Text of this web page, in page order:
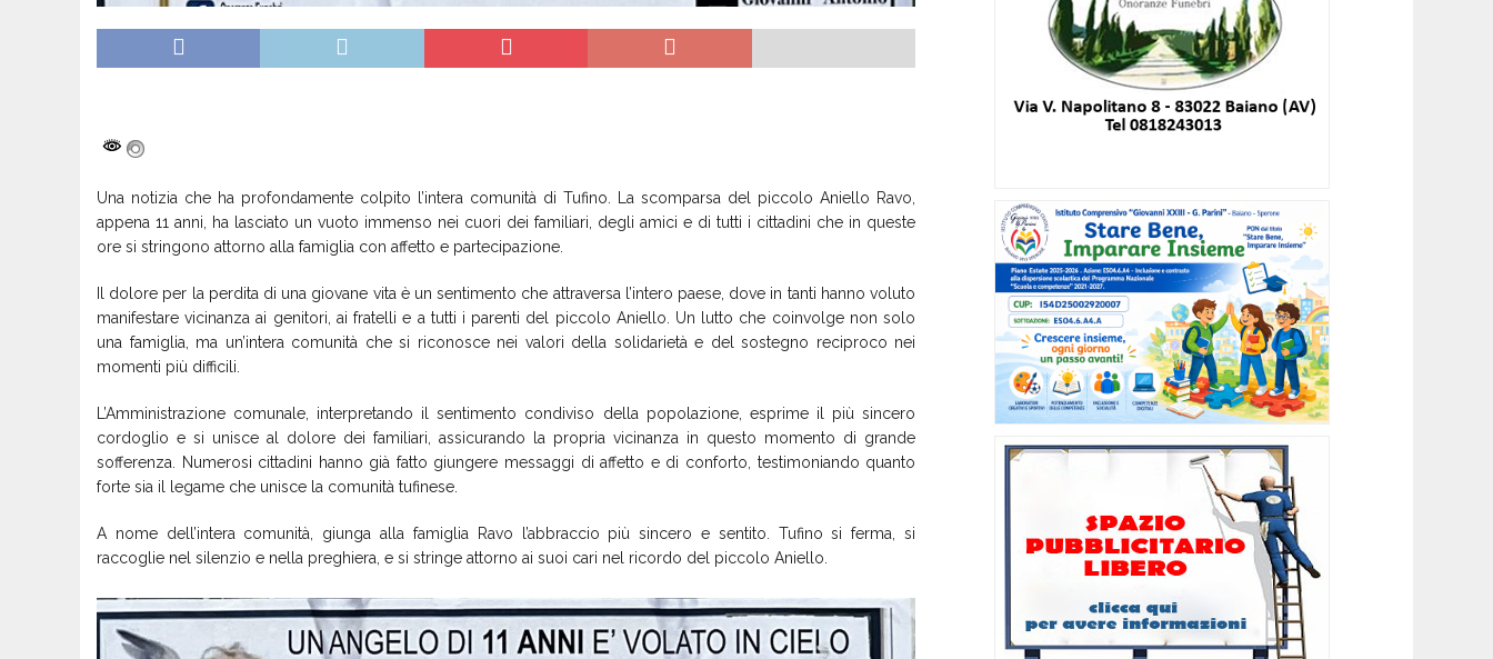
Una notizia che ha profondamente colpito l’intera comunità di Tufino. La scomparsa del piccolo Aniello Ravo,
appena 11 anni, ha lasciato un vuoto immenso nei cuori dei familiari, degli amici e di tutti i cittadini che in queste
ore si stringono attorno alla famiglia con affetto e partecipazione.
Il dolore per la perdita di una giovane vita è un sentimento che attraversa l’intero paese, dove in tanti hanno voluto
manifestare vicinanza ai genitori, ai fratelli e a tutti i parenti del piccolo Aniello. Un lutto che coinvolge non solo
una famiglia, ma un’intera comunità che si riconosce nei valori della solidarietà e del sostegno reciproco nei
momenti più difficili.
L’Amministrazione comunale, interpretando il sentimento condiviso della popolazione, esprime il più sincero
cordoglio e si unisce al dolore dei familiari, assicurando la propria vicinanza in questo momento di grande
sofferenza. Numerosi cittadini hanno già fatto giungere messaggi di affetto e di conforto, testimoniando quanto
forte sia il legame che unisce la comunità tufinese.
A nome dell’intera comunità, giunga alla famiglia Ravo l’abbraccio più sincero e sentito. Tufino si ferma, si
raccoglie nel silenzio e nella preghiera, e si stringe attorno ai suoi cari nel ricordo del piccolo Aniello.